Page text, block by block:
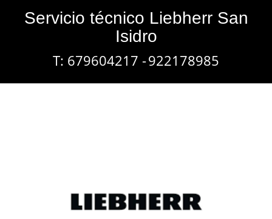
Servicio técnico Liebherr San
Isidro
T: 679604217 -922178985